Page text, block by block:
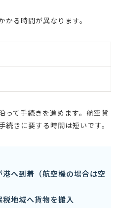
る時間が異なります。
って手続きを進めます。航空貨
きに要する時間は短いです。
へ到着（航空機の場合は空
地域へ貨物を搬入